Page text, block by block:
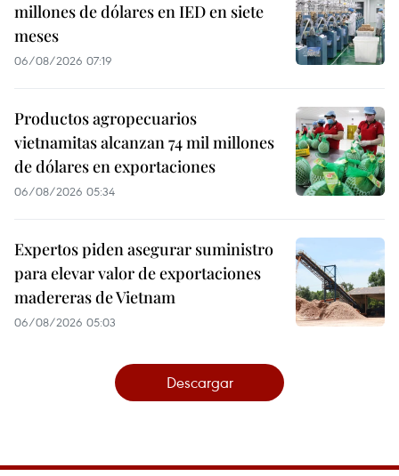
millones de dólares en IED en siete
meses
06/08/2026 07:19
Productos agropecuarios
vietnamitas alcanzan 74 mil millones
de dólares en exportaciones
06/08/2026 05:34
Expertos piden asegurar suministro
para elevar valor de exportaciones
madereras de Vietnam
06/08/2026 05:03
Descargar